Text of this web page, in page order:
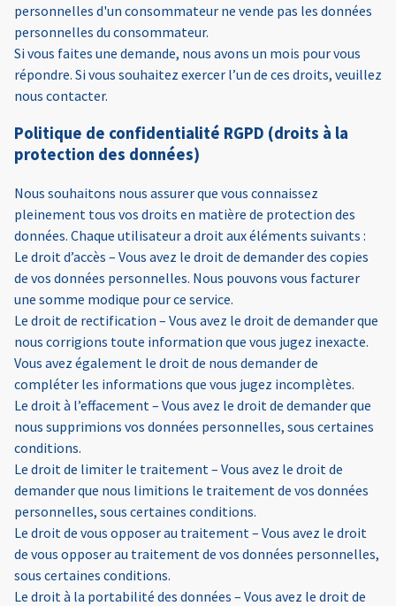
personnelles d'un consommateur ne vende pas les données
personnelles du consommateur.
Si vous faites une demande, nous avons un mois pour vous
répondre. Si vous souhaitez exercer l’un de ces droits, veuillez
nous contacter.
Politique de confidentialité RGPD (droits à la
protection des données)
Nous souhaitons nous assurer que vous connaissez
pleinement tous vos droits en matière de protection des
données. Chaque utilisateur a droit aux éléments suivants :
Le droit d’accès – Vous avez le droit de demander des copies
de vos données personnelles. Nous pouvons vous facturer
une somme modique pour ce service.
Le droit de rectification – Vous avez le droit de demander que
nous corrigions toute information que vous jugez inexacte.
Vous avez également le droit de nous demander de
compléter les informations que vous jugez incomplètes.
Le droit à l’effacement – Vous avez le droit de demander que
nous supprimions vos données personnelles, sous certaines
conditions.
Le droit de limiter le traitement – Vous avez le droit de
demander que nous limitions le traitement de vos données
personnelles, sous certaines conditions.
Le droit de vous opposer au traitement – Vous avez le droit
de vous opposer au traitement de vos données personnelles,
sous certaines conditions.
Le droit à la portabilité des données – Vous avez le droit de